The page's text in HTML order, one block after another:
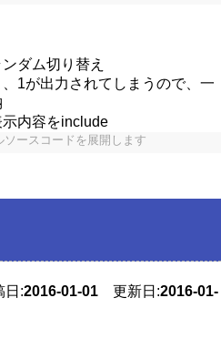
ダム切り替え
、1が出力されてしまうので、一
示内容をinclude
ースコードを展開します
:2016-01-01 更新日:2016-01-